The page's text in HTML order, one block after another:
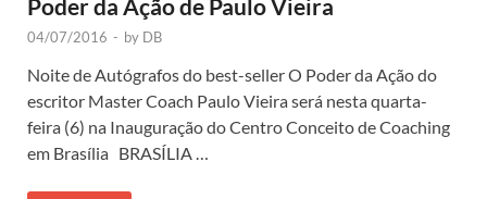
Poder da Ação de Paulo Vieira
04/07/2016 - by DB
Noite de Autógrafos do best-seller O Poder da Ação do
escritor Master Coach Paulo Vieira será nesta quarta-
feira (6) na Inauguração do Centro Conceito de Coaching
em Brasília BRASÍLIA …